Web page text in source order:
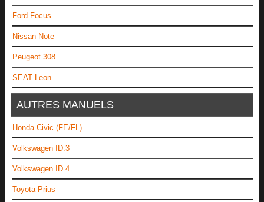
Ford Focus
Nissan Note
Peugeot 308
SEAT Leon
AUTRES MANUELS
Honda Civic (FE/FL)
Volkswagen ID.3
Volkswagen ID.4
Toyota Prius